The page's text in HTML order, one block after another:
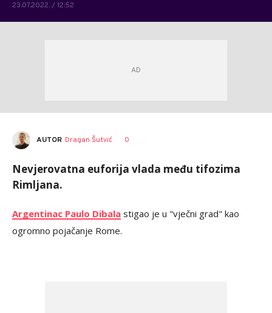
23.07.2022. / 12:52
AUTOR Dragan Šutvić 0
Nevjerovatna euforija vlada među tifozima
Rimljana.
Argentinac Paulo Dibala stigao je u "vječni grad" kao
ogromno pojačanje Rome.